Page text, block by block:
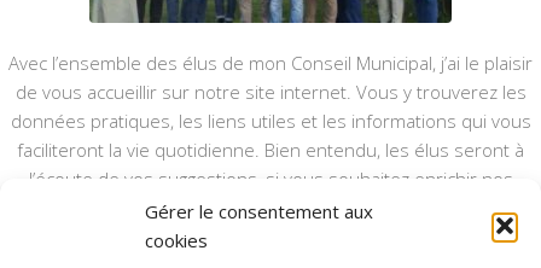
Gérer le consentement aux
cookies
Avec l’ensemble des élus de mon Conseil Municipal, j’ai le plaisir
de vous accueillir sur notre site internet. Vous y trouverez les
données pratiques, les liens utiles et les informations qui vous
faciliteront la vie quotidienne. Bien entendu, les élus seront à
l’écoute de vos suggestions, si vous souhaitez enrichir nos
rubriques ou nos informations.
Ce type de communication vient en complément du bulletin